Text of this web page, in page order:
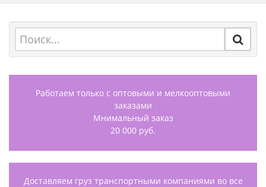
Работаем только с оптовыми и мелкооптовыми
заказами
Мнимальный заказ
20 000 руб.
Доставляем груз транспортными компаниями во все